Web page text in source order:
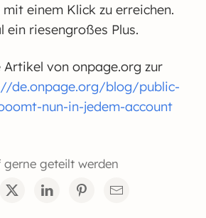
einem Klick zu erreichen.
ein riesengroßes Plus.
von onpage.org zur
de.onpage.org/blog/public-
nun-in-jedem-account
gerne geteilt werden